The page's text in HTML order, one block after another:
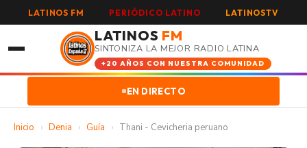
LATINOS FM PERIÓDICO LATINO LATINOSTV
LATINOS FM
SINTONIZA LA MEJOR RADIO LATINA
+20 AÑOS CON NUESTRA COMUNIDAD
EN DIRECTO
Inicio › Denia › Guía › Thani - Cevicheria peruano